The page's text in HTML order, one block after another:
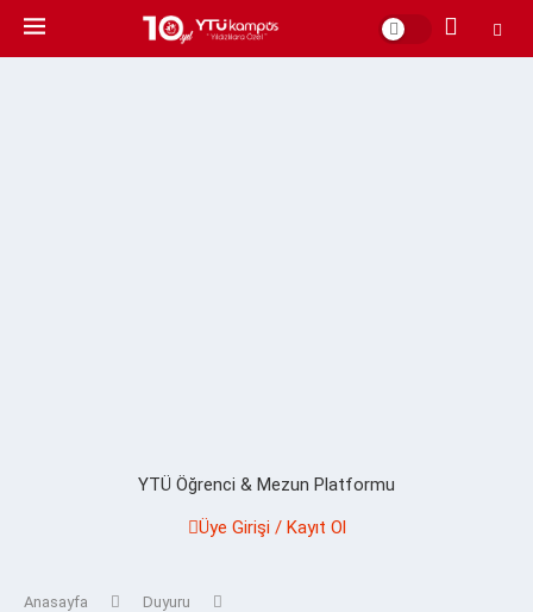
YTÜ Öğrenci & Mezun Platformu
Üye Girişi / Kayıt Ol
Anasayfa Duyuru